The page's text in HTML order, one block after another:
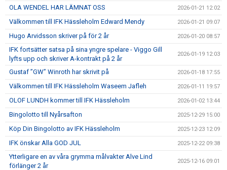
OLA WENDEL HAR LÄMNAT OSS 2026-01-21 12:02
Välkommen till IFK Hässleholm Edward Mendy 2026-01-21 09:07
Hugo Arvidsson skriver på för 2 år 2026-01-20 08:57
IFK fortsätter satsa på sina yngre spelare - Viggo Gill
lyfts upp och skriver A-kontrakt på 2 år
2026-01-19 12:03
Gustaf ”GW” Winroth har skrivit på 2026-01-18 17:55
Välkommen till IFK Hässleholm Waseem Jafleh 2026-01-11 19:57
OLOF LUNDH kommer till IFK Hässleholm 2026-01-02 13:44
Bingolotto till Nyårsafton 2025-12-29 15:00
Köp Din Bingolotto av IFK Hässleholm 2025-12-23 12:09
IFK önskar Alla GOD JUL 2025-12-22 09:38
Ytterligare en av våra grymma målvakter Alve Lind
förlänger 2 år
2025-12-16 09:01